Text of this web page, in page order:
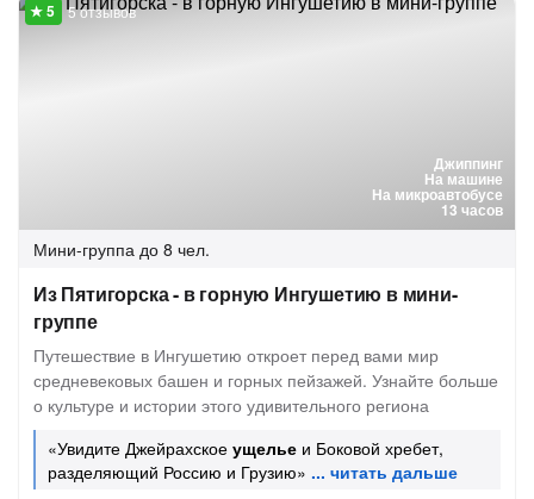
Джиппинг
На машине
На микроавтобусе
13 часов
5 отзывов
Мини-группа до 8 чел.
Из Пятигорска - в горную Ингушетию в мини-
группе
Путешествие в Ингушетию откроет перед вами мир
средневековых башен и горных пейзажей. Узнайте больше
о культуре и истории этого удивительного региона
«Увидите Джейрахское ущелье и Боковой хребет,
разделяющий Россию и Грузию»